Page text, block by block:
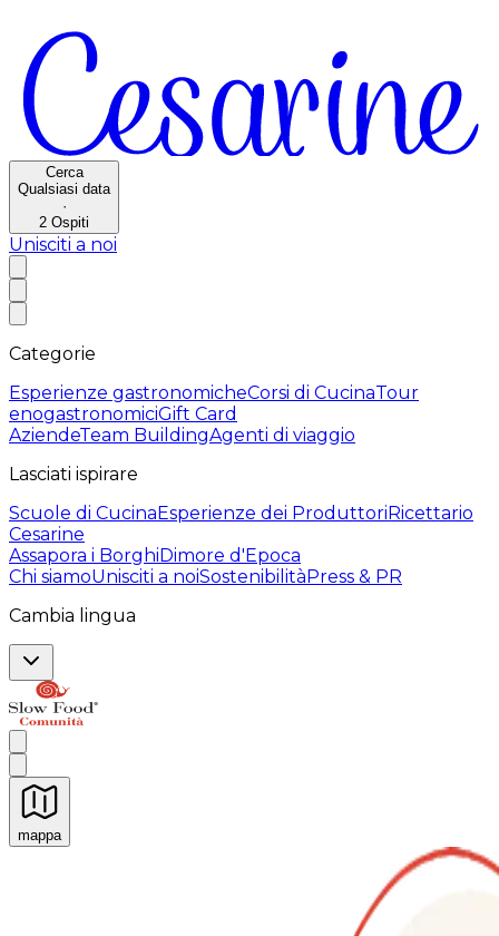
Cerca
Qualsiasi data
·
2 Ospiti
Unisciti a noi
Categorie
Esperienze gastronomicheCorsi di CucinaTour
enogastronomiciGift Card
AziendeTeam BuildingAgenti di viaggio
Lasciati ispirare
Scuole di CucinaEsperienze dei ProduttoriRicettario
Cesarine
Assapora i BorghiDimore d'Epoca
Chi siamoUnisciti a noiSostenibilitàPress & PR
Cambia lingua
mappa
Esperienze culinarie indimenticabili: Esperienze